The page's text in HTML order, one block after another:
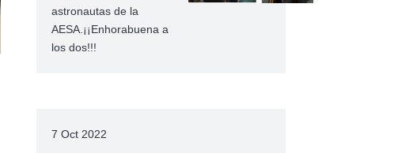
astronautas de la
AESA.¡¡Enhorabuena a
los dos!!!
7 Oct 2022